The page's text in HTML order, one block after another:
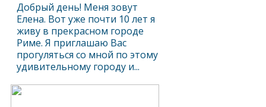
Добрый день! Меня зовут
Елена. Вот уже почти 10 лет я
живу в прекрасном городе
Риме. Я приглашаю Вас
прогуляться со мной по этому
удивительному городу и...